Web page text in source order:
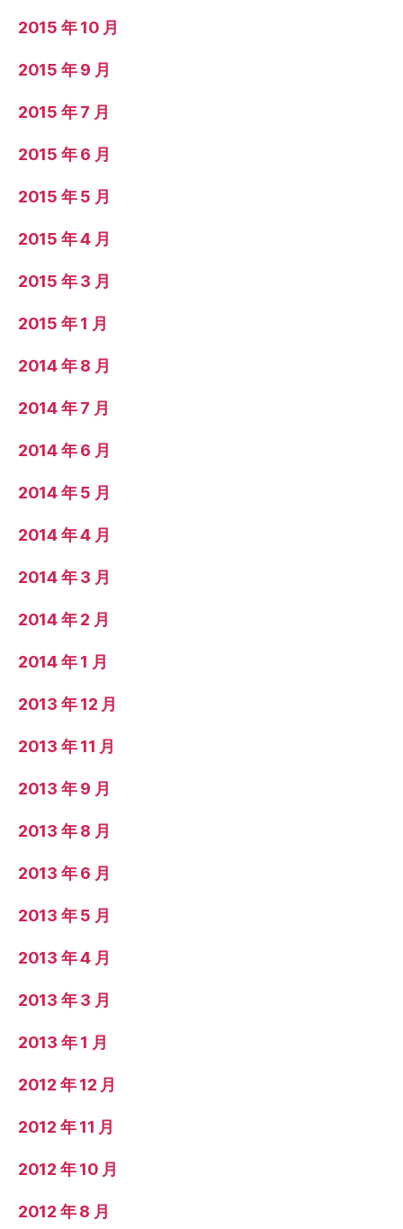
2015 年 10 月
2015 年 9 月
2015 年 7 月
2015 年 6 月
2015 年 5 月
2015 年 4 月
2015 年 3 月
2015 年 1 月
2014 年 8 月
2014 年 7 月
2014 年 6 月
2014 年 5 月
2014 年 4 月
2014 年 3 月
2014 年 2 月
2014 年 1 月
2013 年 12 月
2013 年 11 月
2013 年 9 月
2013 年 8 月
2013 年 6 月
2013 年 5 月
2013 年 4 月
2013 年 3 月
2013 年 1 月
2012 年 12 月
2012 年 11 月
2012 年 10 月
2012 年 8 月